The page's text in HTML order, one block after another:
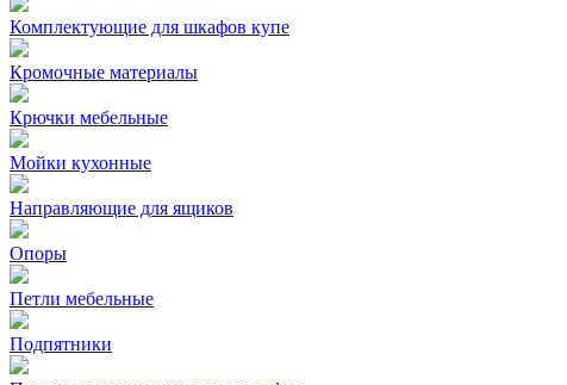
Комплектующие для шкафов купе
Кромочные материалы
Крючки мебельные
Мойки кухонные
Направляющие для ящиков
Опоры
Петли мебельные
Подпятники